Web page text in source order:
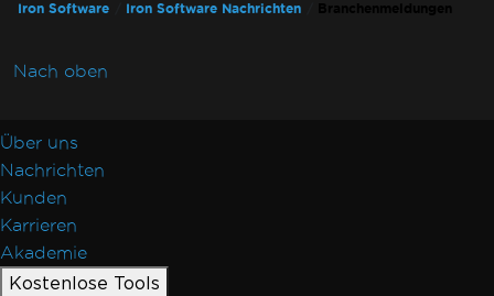
Iron Software Iron Software Nachrichten Branchenmeldungen
Nach oben
Über uns
Nachrichten
Kunden
Karrieren
Akademie
Kostenlose Tools